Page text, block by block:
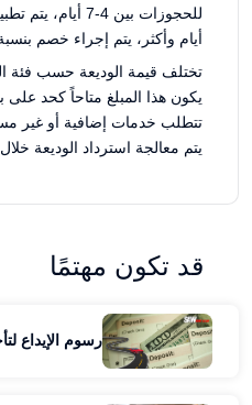
أيام وأكثر، يتم إجراء خصم بنسبة
تختلف قيمة الوديعة حسب فئة
يكون هذا المبلغ متاحاً كحد على
تتطلب خدمات إضافية أو غير
يتم معالجة استرداد الوديعة خلال 3-5 أيام عمل.
قد تكون مهتمًا
رسوم الإيداع